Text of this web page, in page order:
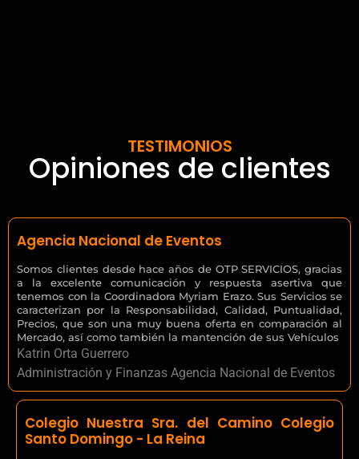
TESTIMONIOS
Opiniones de clientes
Agencia Nacional de Eventos
Somos clientes desde hace años de OTP SERVICIOS, gracias
a la excelente comunicación y respuesta asertiva que
tenemos con la Coordinadora Myriam Erazo. Sus Servicios se
caracterizan por la Responsabilidad, Calidad, Puntualidad,
Precios, que son una muy buena oferta en comparación al
Mercado, así como también la mantención de sus Vehículos
Katrin Orta Guerrero
Administración y Finanzas Agencia Nacional de Eventos
Colegio Nuestra Sra. del Camino Colegio
Santo Domingo - La Reina